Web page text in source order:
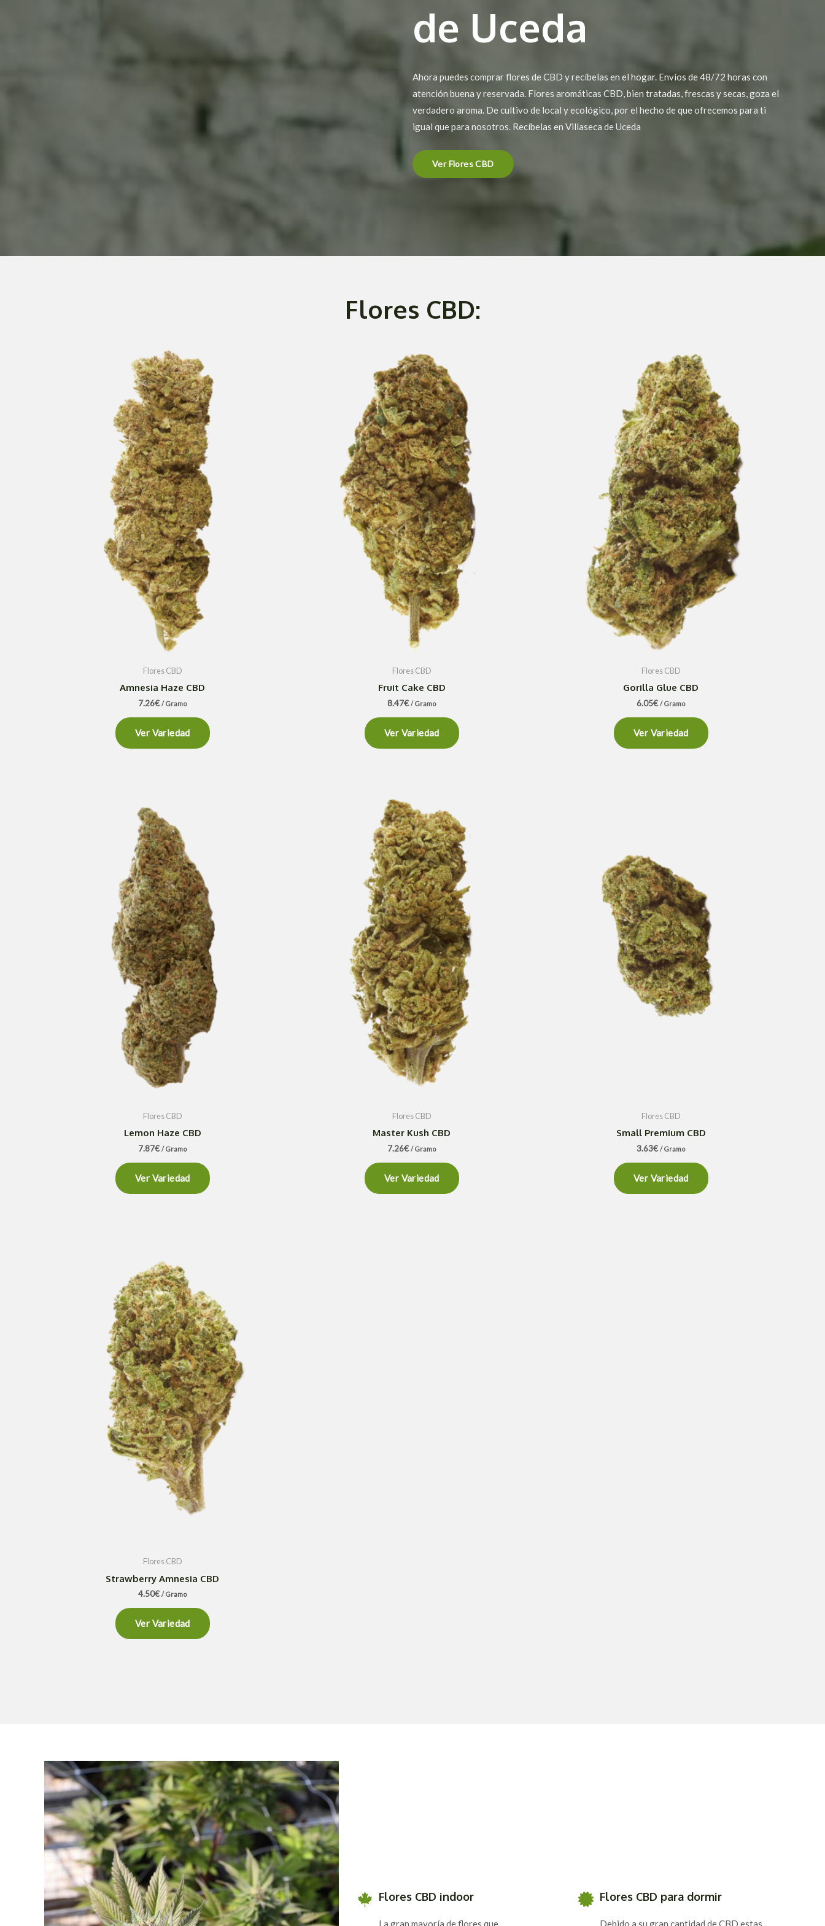
de Uceda
Ahora puedes comprar flores de CBD y recíbelas en el hogar. Envíos de 48/72 horas con
atención buena y reservada. Flores aromáticas CBD, bien tratadas, frescas y secas, goza el
verdadero aroma. De cultivo de local y ecológico, por el hecho de que ofrecemos para ti
igual que para nosotros. Recíbelas en Villaseca de Uceda
Ver Flores CBD
Flores CBD:
Flores CBD
Amnesia Haze CBD
7.26€ / Gramo
Ver Variedad
Flores CBD
Fruit Cake CBD
8.47€ / Gramo
Ver Variedad
Flores CBD
Gorilla Glue CBD
6.05€ / Gramo
Ver Variedad
Flores CBD
Lemon Haze CBD
7.87€ / Gramo
Ver Variedad
Flores CBD
Master Kush CBD
7.26€ / Gramo
Ver Variedad
Flores CBD
Small Premium CBD
3.63€ / Gramo
Ver Variedad
Flores CBD
Strawberry Amnesia CBD
4.50€ / Gramo
Ver Variedad
Flores CBD indoor
La gran mayoría de flores que
Flores CBD para dormir
Debido a su gran cantidad de CBD estas